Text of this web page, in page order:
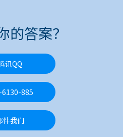
的答案？
讯QQ
885
件我们